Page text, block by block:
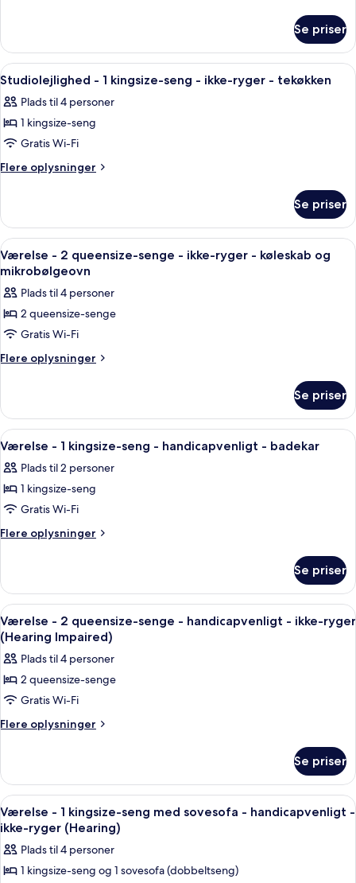
-
ikke-
ryger
-
køleskab
og
-
kingsize-
-
ikke-
køleskab
og
Se priser
Indlæs
alle
billeder
af
Studiolejlighed
-
seng
ikke-
ryger
-
tekøkken
Et hotelværelse med seng,
8
Studiolejlighed - 1 kingsize-seng - ikke-ryger - tekøkken
Plads til 4 personer
1 kingsize-seng
Gratis Wi-Fi
Flere oplysninger
Flere
-
kingsize-
seng
ikke-
ryger
tekøkken
Se priser
Indlæs
alle
billeder
af
Værelse
-
2
-
ikke-
ryger
-
køleskab
og
Et hotelværelse med to senge, et
8
Værelse - 2 queensize-senge - ikke-ryger - køleskab og
mikrobølgeovn
Plads til 4 personer
2 queensize-senge
Gratis Wi-Fi
Flere oplysninger
Flere
-
queensize-
-
ikke-
køleskab
og
Se priser
Indlæs
alle
billeder
af
Værelse
-
seng
handicapvenligt
-
badekar
Et hotelværelse med en seng, et
4
Værelse - 1 kingsize-seng - handicapvenligt - badekar
Plads til 2 personer
1 kingsize-seng
Gratis Wi-Fi
Flere oplysninger
Flere
-
kingsize-
seng
-
handicapvenligt
-
badekar
Se priser
Indlæs
alle
billeder
af
Værelse
-
2
-
handicapvenligt
-
ikke-
ryger
(Hearing
En gang med to døre, et knagered
5
Værelse - 2 queensize-senge - handicapvenligt - ikke-ryger
(Hearing Impaired)
Plads til 4 personer
2 queensize-senge
Gratis Wi-Fi
Flere oplysninger
Flere
-
queensize-
senge
handicapvenligt
-
Se priser
Indlæs
alle
billeder
af
Værelse
Et hotelværelse med en seng, et
4
Værelse - 1 kingsize-seng med sovesofa - handicapvenligt -
ikke-ryger (Hearing)
Plads til 4 personer
1 kingsize-seng og 1 sovesofa (dobbeltseng)